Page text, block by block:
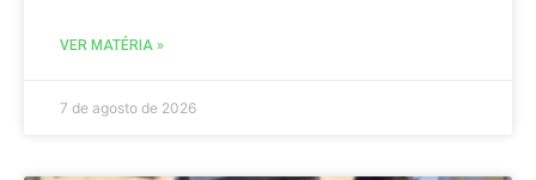
VER MATÉRIA »
7 de agosto de 2026